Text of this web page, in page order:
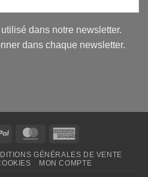
dans notre newsletter.
dans chaque newsletter.
PayPal MasterCard
GÉNÉRALES DE VENTE
MON COMPTE